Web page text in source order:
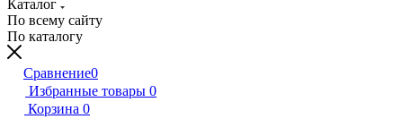
Каталог
По всему сайту
По каталогу
Сравнение0
Избранные товары 0
Корзина 0